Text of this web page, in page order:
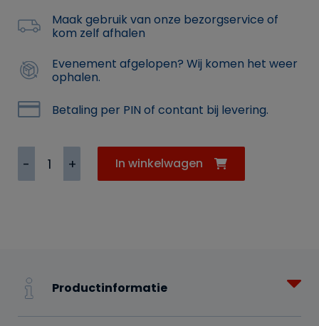
Maak gebruik van onze bezorgservice of
kom zelf afhalen
Evenement afgelopen? Wij komen het weer
ophalen.
Betaling per PIN of contant bij levering.
Koek-/gebaksschaal
glaswerk
aantal
In winkelwagen
Productinformatie